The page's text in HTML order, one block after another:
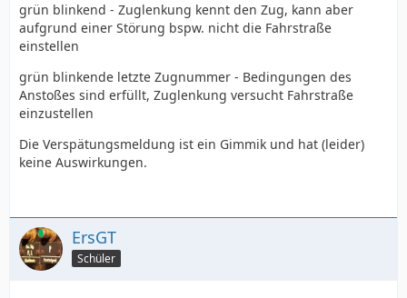
grün blinkend - Zuglenkung kennt den Zug, kann aber
aufgrund einer Störung bspw. nicht die Fahrstraße
einstellen
grün blinkende letzte Zugnummer - Bedingungen des
Anstoßes sind erfüllt, Zuglenkung versucht Fahrstraße
einzustellen
Die Verspätungsmeldung ist ein Gimmik und hat (leider)
keine Auswirkungen.
ErsGT
Schüler